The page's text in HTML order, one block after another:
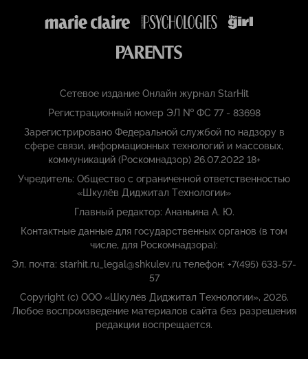
Сетевое издание Онлайн журнал StarHit
Регистрационный номер ЭЛ № ФС 77 - 83698
Зарегистрировано Федеральной службой по надзору в
сфере связи, информационных технологий и массовых,
коммуникаций (Роскомнадзор) 26.07.2022 18+
Учредитель: Общество с ограниченной ответственностью
«Шкулёв Диджитал Технологии»
Главный редактор: Ананьина А. Ю.
Контактные данные для государственных органов (в том
числе, для Роскомнадзора):
Эл. почта: starhit.ru_legal@shkulev.ru телефон: +7(495) 633-57-
57
Copyright (с) ООО «Шкулёв Диджитал Технологии», 2026.
Любое воспроизведение материалов сайта без разрешения
редакции воспрещается.